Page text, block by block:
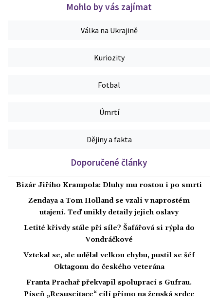
Mohlo by vás zajímat
Válka na Ukrajině
Kuriozity
Fotbal
Úmrtí
Dějiny a fakta
Doporučené články
Bizár Jiřího Krampola: Dluhy mu rostou i po smrti
Zendaya a Tom Holland se vzali v naprostém
utajení. Teď unikly detaily jejich oslavy
Letité křivdy stále při síle? Šafářová si rýpla do
Vondráčkové
Vztekal se, ale udělal velkou chybu, pustil se šéf
Oktagonu do českého veterána
Franta Prachař překvapil spoluprací s Gufrau.
Píseň „Resuscitace“ cílí přímo na ženská srdce